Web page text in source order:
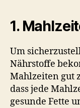
1.
Um
Nährstoffe
Mahlzeiten gut
dass jede
gesunde Fette